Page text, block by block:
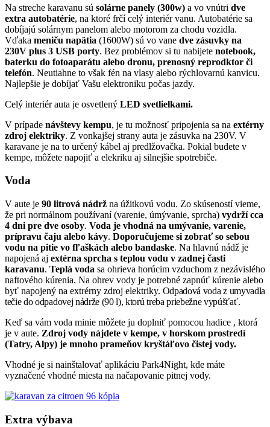
Na streche karavanu sú solárne panely (300w) a vo vnútri dve
extra autobatérie, na ktoré frčí celý interiér vanu. Autobatérie sa
dobíjajú solárnym panelom alebo motorom za chodu vozidla.
Vďaka meniču napätia (1600W) sú vo vane dve zásuvky na
230V plus 3 USB porty. Bez problémov si tu nabijete notebook,
baterku do fotoaparátu alebo dronu, prenosný reprodktor či
telefón. Neutiahne to však fén na vlasy alebo rýchlovarnú kanvicu.
Najlepšie je dobíjať Vašu elektroniku počas jazdy.
Celý interiér auta je osvetlený LED svetlielkami.
V prípade návštevy kempu, je tu možnosť pripojenia sa na extérny
zdroj elektriky. Z vonkajšej strany auta je zásuvka na 230V. V
karavane je na to určený kábel aj predlžovačka. Pokial budete v
kempe, môžete napojiť a elekriku aj silnejšie spotrebiče.
Voda
V aute je 90 litrová nádrž na úžitkovú vodu. Zo skúseností vieme,
že pri normálnom používaní (varenie, úmývanie, sprcha) vydrží cca
4 dni pre dve osoby. Voda je vhodná na umývanie, varenie,
prípravu čaju alebo kávy. Doporučujeme si zobrať so sebou
vodu na pitie vo fľaškách alebo bandaske. Na hlavnú nádž je
napojená aj extérna sprcha s teplou vodu v zadnej časti
karavanu. Teplá voda sa ohrieva horúcim vzduchom z nezávislého
naftového kúrenia. Na ohrev vody je potrebné zapnúť kúrenie alebo
byť napojený na extrérny zdroj elektriky. Odpadová voda z umyvadla
tečie do odpadovej nádrže (90 l), ktorú treba priebežne vypúšťať.
Keď sa vám voda minie môžete ju doplniť pomocou hadice , ktorá
je v aute. Zdroj vody nájdete v kempe, v horskom prostredí
(Tatry, Alpy) je mnoho prameňov kryštáľovo čistej vody.
Vhodné je si nainštalovať aplikáciu Park4Night, kde máte
vyznačené vhodné miesta na načapovanie pitnej vody.
Extra výbava